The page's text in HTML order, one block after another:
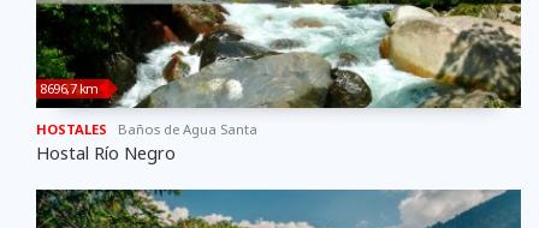
8696,7 km
HOSTALES Baños de Agua Santa
Hostal Río Negro